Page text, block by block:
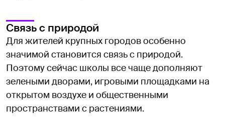
Связь с природой
Для жителей крупных городов особенно
значимой становится связь с природой.
Поэтому сейчас школы все чаще дополняют
зелеными дворами, игровыми площадками на
открытом воздухе и общественными
пространствами с растениями.